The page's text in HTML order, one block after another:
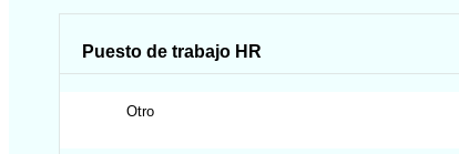
Puesto de trabajo HR
Otro